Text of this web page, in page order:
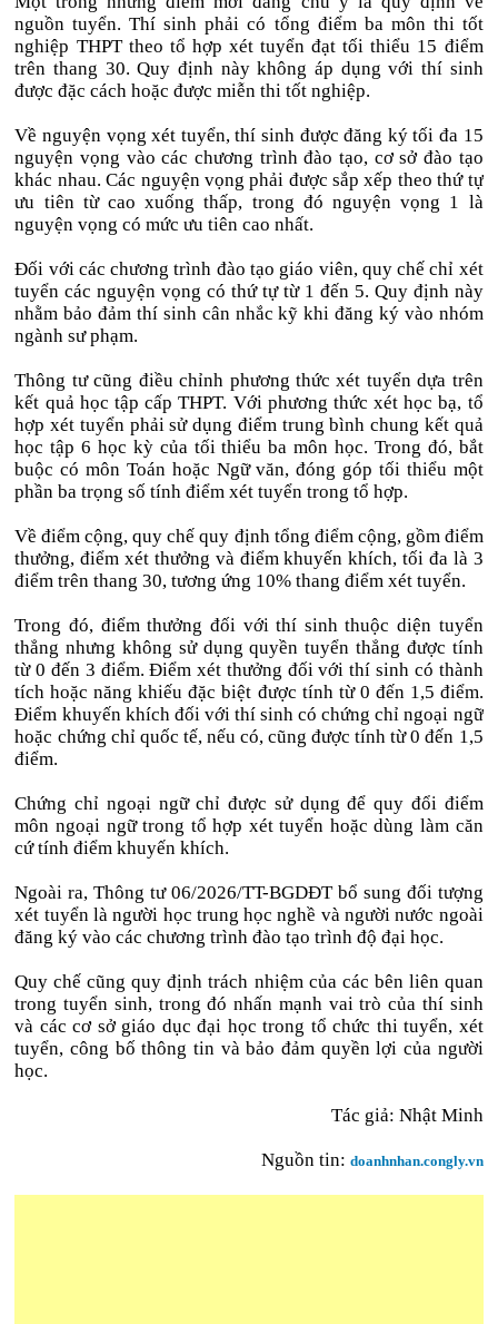
nguồn tuyển. Thí sinh phải có tổng điểm ba môn thi tốt
nghiệp THPT theo tổ hợp xét tuyển đạt tối thiểu 15 điểm
trên thang 30. Quy định này không áp dụng với thí sinh
được đặc cách hoặc được miễn thi tốt nghiệp.
Về nguyện vọng xét tuyển, thí sinh được đăng ký tối đa 15
nguyện vọng vào các chương trình đào tạo, cơ sở đào tạo
khác nhau. Các nguyện vọng phải được sắp xếp theo thứ tự
ưu tiên từ cao xuống thấp, trong đó nguyện vọng 1 là
nguyện vọng có mức ưu tiên cao nhất.
Đối với các chương trình đào tạo giáo viên, quy chế chỉ xét
tuyển các nguyện vọng có thứ tự từ 1 đến 5. Quy định này
nhằm bảo đảm thí sinh cân nhắc kỹ khi đăng ký vào nhóm
ngành sư phạm.
Thông tư cũng điều chỉnh phương thức xét tuyển dựa trên
kết quả học tập cấp THPT. Với phương thức xét học bạ, tổ
hợp xét tuyển phải sử dụng điểm trung bình chung kết quả
học tập 6 học kỳ của tối thiểu ba môn học. Trong đó, bắt
buộc có môn Toán hoặc Ngữ văn, đóng góp tối thiểu một
phần ba trọng số tính điểm xét tuyển trong tổ hợp.
Về điểm cộng, quy chế quy định tổng điểm cộng, gồm điểm
thưởng, điểm xét thưởng và điểm khuyến khích, tối đa là 3
điểm trên thang 30, tương ứng 10% thang điểm xét tuyển.
Trong đó, điểm thưởng đối với thí sinh thuộc diện tuyển
thẳng nhưng không sử dụng quyền tuyển thẳng được tính
từ 0 đến 3 điểm. Điểm xét thưởng đối với thí sinh có thành
tích hoặc năng khiếu đặc biệt được tính từ 0 đến 1,5 điểm.
Điểm khuyến khích đối với thí sinh có chứng chỉ ngoại ngữ
hoặc chứng chỉ quốc tế, nếu có, cũng được tính từ 0 đến 1,5
điểm.
Chứng chỉ ngoại ngữ chỉ được sử dụng để quy đổi điểm
môn ngoại ngữ trong tổ hợp xét tuyển hoặc dùng làm căn
cứ tính điểm khuyến khích.
Ngoài ra, Thông tư 06/2026/TT-BGDĐT bổ sung đối tượng
xét tuyển là người học trung học nghề và người nước ngoài
đăng ký vào các chương trình đào tạo trình độ đại học.
Quy chế cũng quy định trách nhiệm của các bên liên quan
trong tuyển sinh, trong đó nhấn mạnh vai trò của thí sinh
và các cơ sở giáo dục đại học trong tổ chức thi tuyển, xét
tuyển, công bố thông tin và bảo đảm quyền lợi của người
học.
Tác giả: Nhật Minh
Nguồn tin: doanhnhan.congly.vn